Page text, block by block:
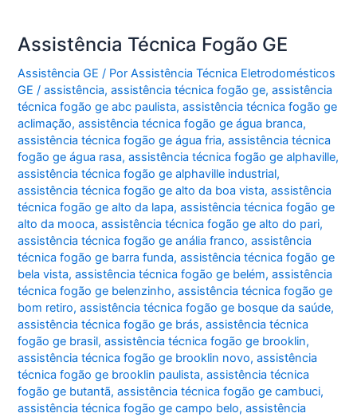
Assistência Técnica Fogão GE
Assistência GE / PorAssistência Técnica Eletrodomésticos
GE/assistência,assistência técnica fogão ge,assistência
técnica fogão ge abc paulista,assistência técnica fogão ge
aclimação,assistência técnica fogão ge água branca,
assistência técnica fogão ge água fria,assistência técnica
fogão ge água rasa,assistência técnica fogão ge alphaville,
assistência técnica fogão ge alphaville industrial,
assistência técnica fogão ge alto da boa vista,assistência
técnica fogão ge alto da lapa,assistência técnica fogão ge
alto da mooca,assistência técnica fogão ge alto do pari,
assistência técnica fogão ge anália franco,assistência
técnica fogão ge barra funda,assistência técnica fogão ge
bela vista,assistência técnica fogão ge belém,assistência
técnica fogão ge belenzinho,assistência técnica fogão ge
bom retiro,assistência técnica fogão ge bosque da saúde,
assistência técnica fogão ge brás,assistência técnica
fogão ge brasil,assistência técnica fogão ge brooklin,
assistência técnica fogão ge brooklin novo,assistência
técnica fogão ge brooklin paulista,assistência técnica
fogão ge butantã,assistência técnica fogão ge cambuci,
assistência técnica fogão ge campo belo,assistência